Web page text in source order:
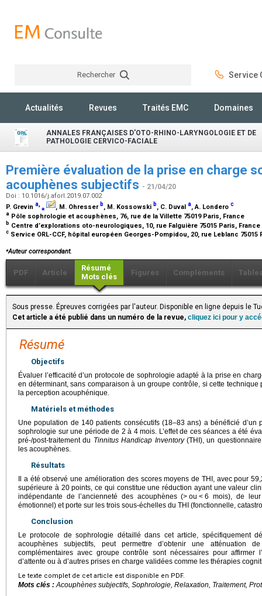
Rechercher Service
Actualités Revues Traités EMC Domaines
ANNALES FRANÇAISES D'OTO-RHINO-LARYNGOLOGIE ET DE
PATHOLOGIE CERVICO-FACIALE
Première évaluation de la prise en charge
acouphènes subjectifs - 21/04/20
Doi : 10.1016/j.aforl.2019.07.002
P. Grevin a,⁎ , M. Ohresser b, M. Kossowski b, C. Duval a, A. Londero c
a Pôle sophrologie et acouphènes, 76, rue de la Villette 75019 Paris, France
b Centre d’explorations oto-neurologiques, 10, rue Falguière 75015 Paris, France
c Service ORL-CCF, hôpital européen Georges-Pompidou, 20, rue Leblanc 75015
⁎Auteur correspondant.
PDF Article
Résumé
Mots clés
Figures Compléments
Sous presse. Épreuves corrigées par l'auteur. Disponible en ligne depuis le
Cet article a été publié dans un numéro de la revue, cliquez ici pour y
Résumé
Objectifs
Évaluer l’efficacité d’un protocole de sophrologie adapté à la prise en
en déterminant, sans comparaison à un groupe contrôle, si cette technique
la perception acouphénique.
Matériels et méthodes
Une population de 140 patients consécutifs (18–83 ans) a bénéficié
sophrologie sur une période de 2 à 4 mois. L’effet de ces séances a été
pré-/post-traitement du Tinnitus Handicap Inventory(THI), un
les acouphènes.
Résultats
Il a été observé une amélioration des scores moyens de THI, avec pour
supérieure à 20 points, ce qui constitue une réduction ayant une valeur
indépendante de l’ancienneté des acouphènes (> ou < 6 mois), de leur
émotionnel) et porte sur les trois sous-échelles du THI (fonctionnelle,
Conclusion
Le protocole de sophrologie détaillé dans cet article, spécifiquement
acouphènes subjectifs, peut permettre d’obtenir une atténuation
complémentaires avec groupe contrôle sont nécessaires pour affirmer
d’attente ou à d’autres prises en charge validées comme les thérapies
Le texte complet de cet article est disponible en PDF.
Mots clés : Acouphènes subjectifs, Sophrologie, Relaxation, Traitement,